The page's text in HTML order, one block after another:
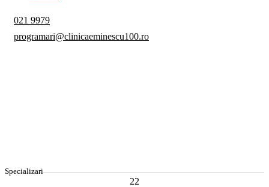
021 9979
programari@clinicaeminescu100.ro
Specializari
22